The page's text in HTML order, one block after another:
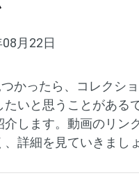
月22日
かったら、コレクシ
いと思うことがある
します。動画のリン
詳細を見ていきましょ